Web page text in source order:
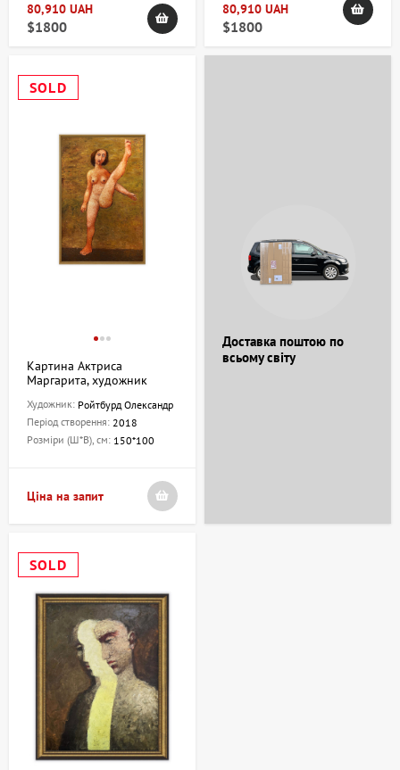
80,910 UAH
$1800
80,910 UAH
$1800
SOLD
Картина Актриса
Маргарита, художник
Художник: Ройтбурд Олександр
Період створення: 2018
Розміри (Ш*В), см: 150*100
Ціна на запит
Доставка поштою по
всьому світу
SOLD